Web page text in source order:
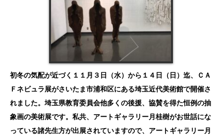
初冬の気配が近づく１１月３日（水）から１４日（日）迄、ＣＡ
Ｆネビュラ展がさいたま市浦和区にある埼玉近代美術館で開催さ
れました。埼玉県教育委員会他多くの後援、協賛を得た恒例の抽
象画の美術展です。私共、アートギャラリー月桂樹がお世話にな
っている諸先生方が出展されていますので、アートギャラリー月